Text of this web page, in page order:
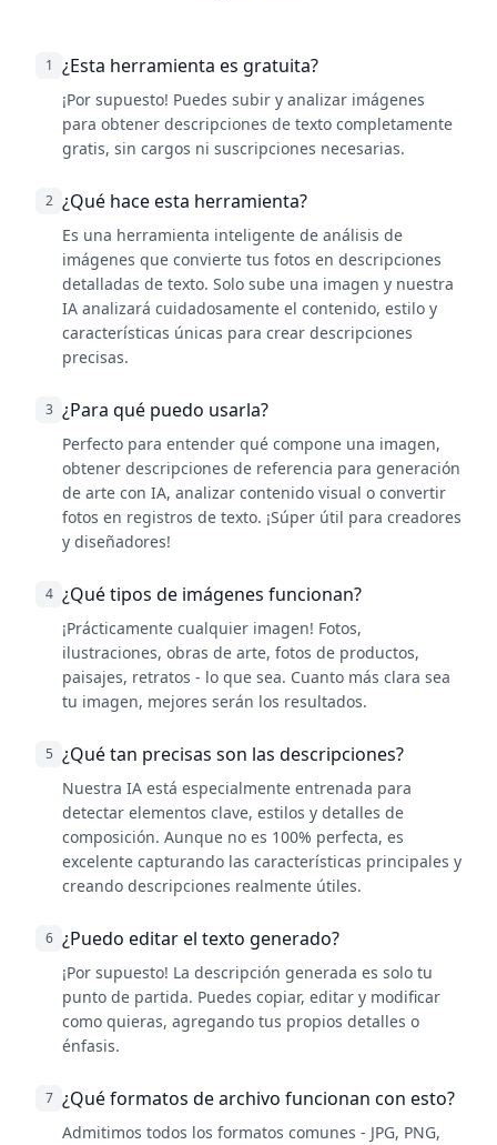
1 ¿Esta herramienta es gratuita?
¡Por supuesto! Puedes subir y analizar imágenes
para obtener descripciones de texto completamente
gratis, sin cargos ni suscripciones necesarias.
2 ¿Qué hace esta herramienta?
Es una herramienta inteligente de análisis de
imágenes que convierte tus fotos en descripciones
detalladas de texto. Solo sube una imagen y nuestra
IA analizará cuidadosamente el contenido, estilo y
características únicas para crear descripciones
precisas.
3 ¿Para qué puedo usarla?
Perfecto para entender qué compone una imagen,
obtener descripciones de referencia para generación
de arte con IA, analizar contenido visual o convertir
fotos en registros de texto. ¡Súper útil para creadores
y diseñadores!
4 ¿Qué tipos de imágenes funcionan?
¡Prácticamente cualquier imagen! Fotos,
ilustraciones, obras de arte, fotos de productos,
paisajes, retratos - lo que sea. Cuanto más clara sea
tu imagen, mejores serán los resultados.
5 ¿Qué tan precisas son las descripciones?
Nuestra IA está especialmente entrenada para
detectar elementos clave, estilos y detalles de
composición. Aunque no es 100% perfecta, es
excelente capturando las características principales y
creando descripciones realmente útiles.
6 ¿Puedo editar el texto generado?
¡Por supuesto! La descripción generada es solo tu
punto de partida. Puedes copiar, editar y modificar
como quieras, agregando tus propios detalles o
énfasis.
7 ¿Qué formatos de archivo funcionan con esto?
Admitimos todos los formatos comunes - JPG, PNG,